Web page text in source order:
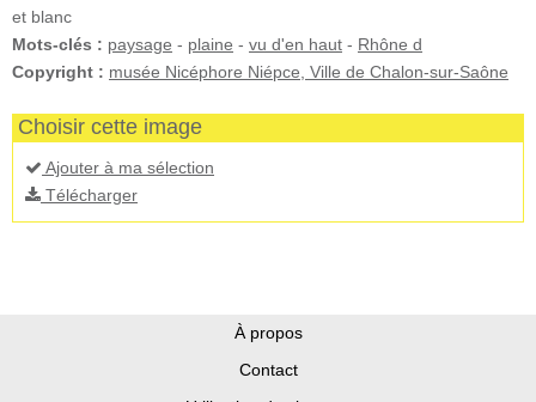
et blanc
Mots-clés : paysage - plaine - vu d'en haut - Rhône d
Copyright : musée Nicéphore Niépce, Ville de Chalon-sur-Saône
Choisir cette image
Ajouter à ma sélection
Télécharger
À propos
Contact